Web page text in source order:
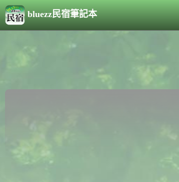
bluezz民宿筆記本